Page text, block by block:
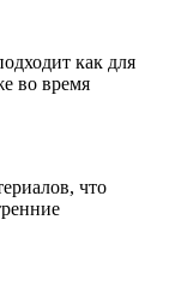
как для
во время
что